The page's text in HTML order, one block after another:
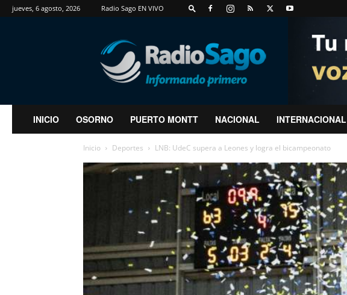
jueves, 6 agosto, 2026 Radio Sago EN VIVO
RadioSago
INICIO OSORNO PUERTO MONTT NACIONAL INTERNACIONAL
Inicio Deportes LNB: UdeC supera a Leones y logra el bicampeonato